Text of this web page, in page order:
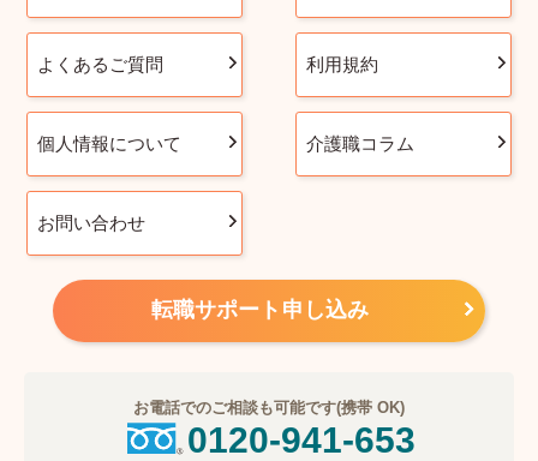
よくあるご質問 利用規約
個人情報について 介護職コラム
お問い合わせ
転職サポート申し込み
お電話でのご相談も可能です(携帯 OK)
0120-941-653